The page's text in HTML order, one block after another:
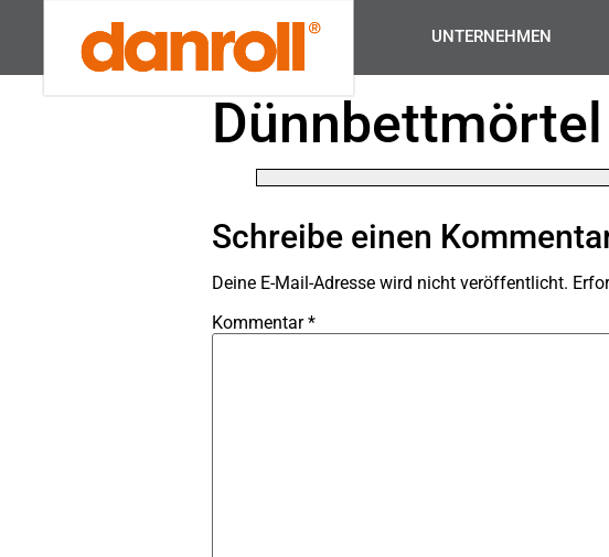
UNTERNEHMEN
Dünnbettmörtel
Schreibe einen
Deine E-Mail-Adresse wird nicht veröffentlicht.
Kommentar*